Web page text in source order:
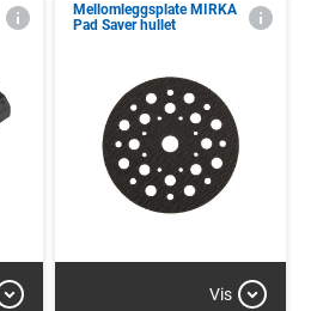
Mellomleggsplate MIRKA
Pad Saver hullet
Vis